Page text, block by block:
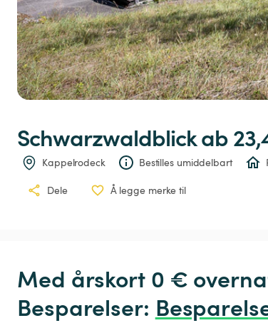
Schwarzwaldblick ab
Kappelrodeck Bestilles umiddelbart
Dele Å legge merke til
Med årskort 0 €
Besparelser: